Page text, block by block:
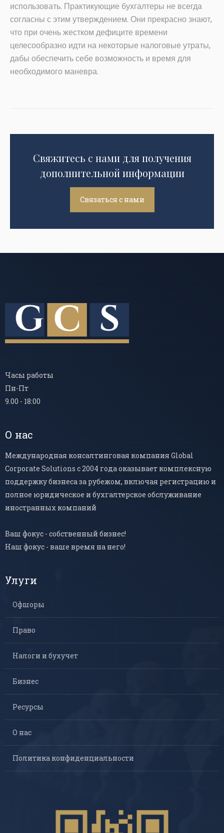
использовать. Практикующие бухгалтеры не всегда
согласны с этим утверждением. Они прекрасно знают,
что при очень жестком дефиците времени
целесообразно идти на некоторые налоговые утраты,
дабы обеспечить себе возможность и время для
необходимого маневра.
Свяжитесь с нами для получения
дополнительной информации
Связаться с нами
Часы работы
Пн-Пт
9.00 - 18:00
О нас
Международная консалтинговая компания Global
Corporate Solutions с 2004 года оказывает комплексную
поддержку бизнеса за рубежом, включая регистрацию и
полное юридическое и бухгалтерское обслуживание
иностранных компаний
Ваш фокус - собственный бизнес!
Наш фокус - ваше время на него!
Улуги
Офшоры
Право
Налоги и бухучет
Бизнес
Ресурсы
О нас
Политика конфиденциальности